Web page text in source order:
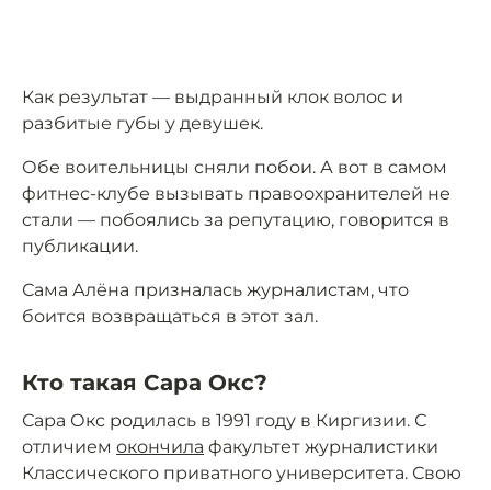
Как результат — выдранный клок волос и
разбитые губы у девушек.
Обе воительницы сняли побои. А вот в самом
фитнес-клубе вызывать правоохранителей не
стали — побоялись за репутацию, говорится в
публикации.
Сама Алёна призналась журналистам, что
боится возвращаться в этот зал.
Кто такая Сара Окс?
Сара Окс родилась в 1991 году в Киргизии. С
отличием окончила факультет журналистики
Классического приватного университета. Свою